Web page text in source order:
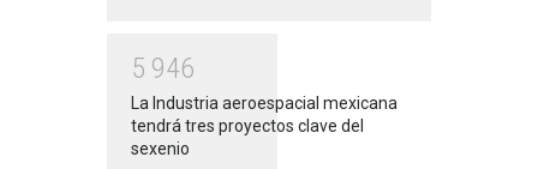
5 946
La Industria aeroespacial mexicana
tendrá tres proyectos clave del
sexenio